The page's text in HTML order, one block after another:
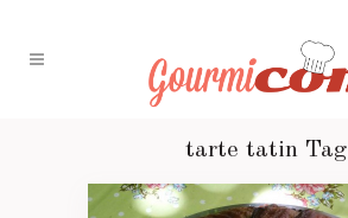
tarte tatin Tag